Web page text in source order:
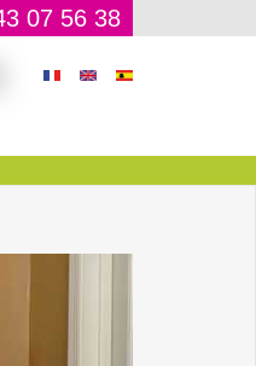
07 56 38